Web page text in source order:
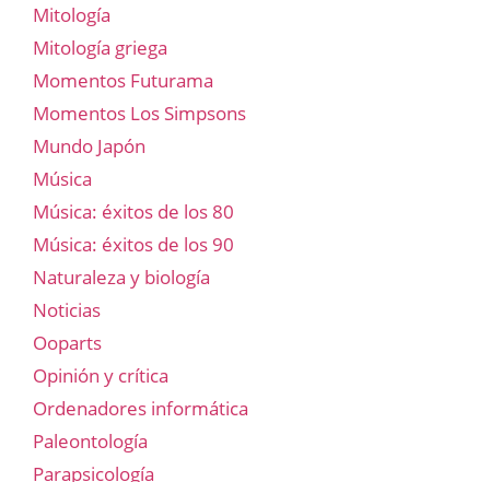
Mitología
Mitología griega
Momentos Futurama
Momentos Los Simpsons
Mundo Japón
Música
Música: éxitos de los 80
Música: éxitos de los 90
Naturaleza y biología
Noticias
Ooparts
Opinión y crítica
Ordenadores informática
Paleontología
Parapsicología